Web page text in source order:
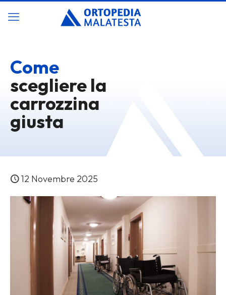
Come
scegliere la
carrozzina
giusta
12 Novembre 2025